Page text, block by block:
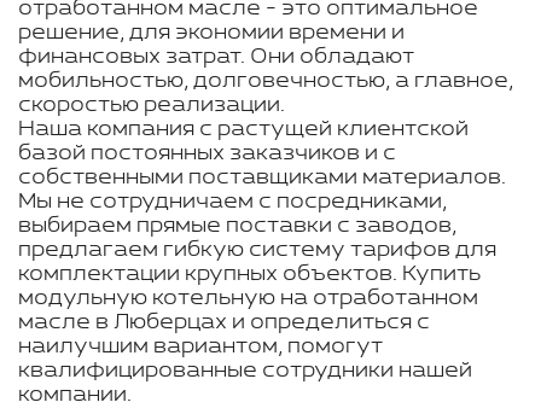
отработанном масле - это оптимальное
решение, для экономии времени и
финансовых затрат. Они обладают
мобильностью, долговечностью, а главное,
скоростью реализации.
Наша компания с растущей клиентской
базой постоянных заказчиков и с
собственными поставщиками материалов.
Мы не сотрудничаем с посредниками,
выбираем прямые поставки с заводов,
предлагаем гибкую систему тарифов для
комплектации крупных объектов. Купить
модульную котельную на отработанном
масле в Люберцах и определиться с
наилучшим вариантом, помогут
квалифицированные сотрудники нашей
компании.